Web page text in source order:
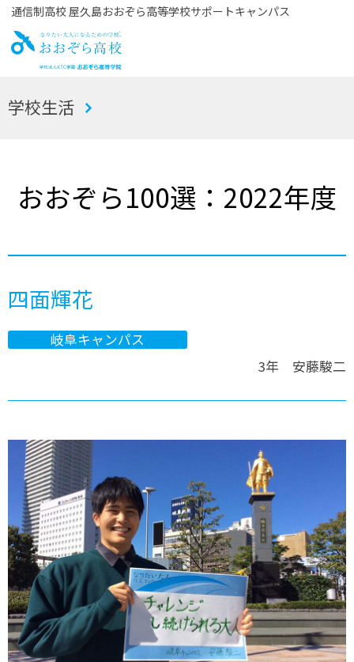
通信制高校 屋久島おおぞら高等学校サポートキャンパス
お
学校生活
おおぞら100選：2022年度
四面輝花
岐阜キャンパス
3年 安藤駿二